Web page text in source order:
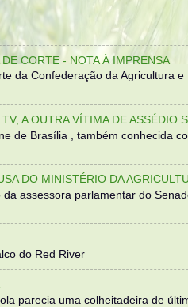
CORTE - NOTA À IMPRENSA
da Confederação da Agricultura
A OUTRA VÍTIMA DE ASSÉDIO
de Brasília , também conhecida
DO MINISTÉRIO DA
assessora parlamentar do
do Red River
parecia uma colheitadeira de